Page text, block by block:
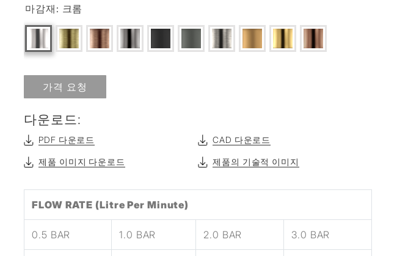
마감재: 크롬
가격 요청
다운로드:
PDF 다운로드 CAD 다운로드
제품 이미지 다운로드 제품의 기술적 이미지
FLOW RATE (Litre Per Minute)
0.5 BAR 1.0 BAR 2.0 BAR 3.0 BAR